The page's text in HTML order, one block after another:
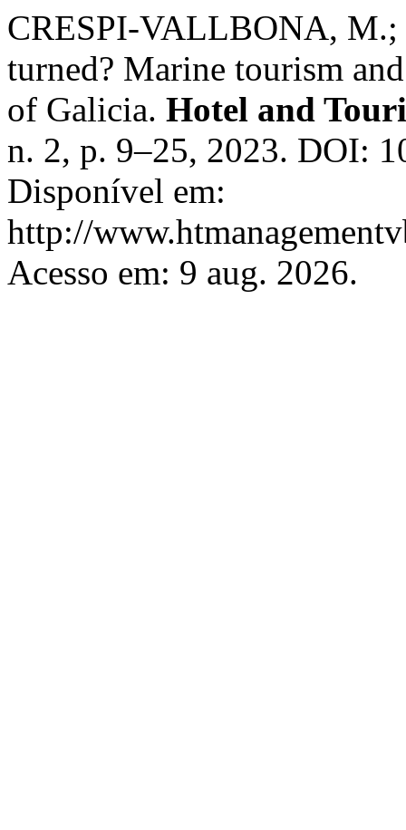
CRESPI-VALLBONA, M.;
turned? Marine tourism
of Galicia. Hotel and
n. 2, p. 9–25, 2023. DOI:
Disponível em:
http://
Acesso em: 9 aug. 2026.